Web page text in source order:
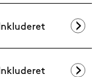
Inkluderet
Inkluderet